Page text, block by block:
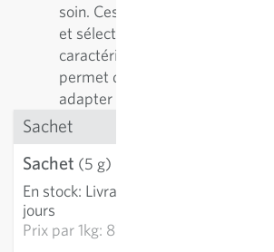
soin. Ces variétés sont
et sélectionnées en fonction de
caractéristiques positives. Cette
permet de les améliorer
adapter aux conditions de
Sachet
Sachet (5 g)
En stock: Livraison 2-4
jours
Prix par1kg: 872.10 CHF